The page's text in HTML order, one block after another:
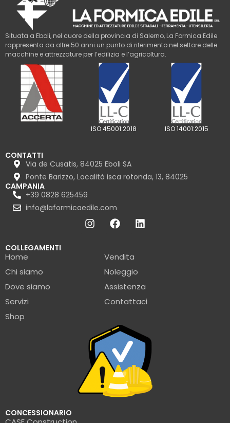
Situata a Eboli, nel cuore della provincia di Salerno, La Formica Edile
rappresenta da oltre 50 anni un punto di riferimento nel settore delle
macchine e attrezzature per l’edilizia e l’agricoltura.
ISO 45001:2018 ISO 14001:2015
CONTATTI
Via de Cusatis, 84025 Eboli SA
Ponte Barizzo, Località isca rotonda, 13, 84025
CAMPANIA
+39 0828 625459
info@laformicaedile.com
COLLEGAMENTI
Home
Chi siamo
Dove siamo
Servizi
Shop
Vendita
Noleggio
Assistenza
Contattaci
CONCESSIONARIO